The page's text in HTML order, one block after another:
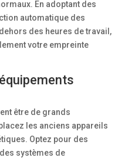
En adoptant des
automatique des
des heures de travail,
votre empreinte
être de grands
les anciens appareils
Optez pour des
systèmes de